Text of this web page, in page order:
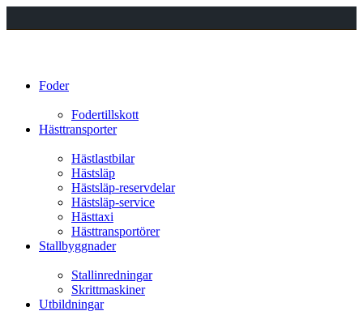
Foder
Fodertillskott
Hästtransporter
Hästlastbilar
Hästsläp
Hästsläp-reservdelar
Hästsläp-service
Hästtaxi
Hästtransportörer
Stallbyggnader
Stallinredningar
Skrittmaskiner
Utbildningar